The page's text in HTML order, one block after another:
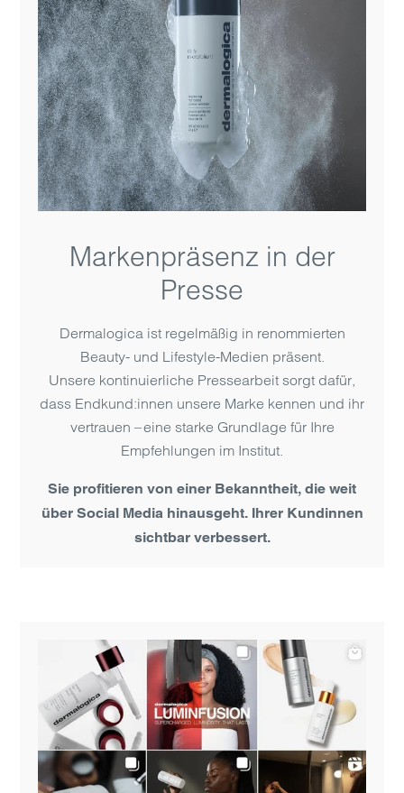
Markenpräsenz in der
Presse
Dermalogica ist regelmäßig in renommierten
Beauty- und Lifestyle-Medien präsent.
Unsere kontinuierliche Pressearbeit sorgt dafür,
dass Endkund:innen unsere Marke kennen und ihr
vertrauen – eine starke Grundlage für Ihre
Empfehlungen im Institut.
Sie profitieren von einer Bekanntheit, die weit
über Social Media hinausgeht. Ihrer Kundinnen
sicht­bar verbessert.